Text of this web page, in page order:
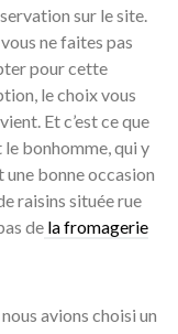
sur le site.
ne faites pas
pour cette
le choix vous
Et c’est ce que
bonhomme, qui y
une bonne occasion
raisins située rue
de la fromagerie
avions choisi un